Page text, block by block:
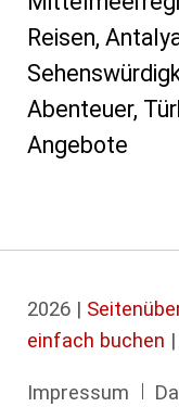
Reisen,
Abenteuer,
Angebote
2026 |
einfach buchen |
Navigation
Impressum